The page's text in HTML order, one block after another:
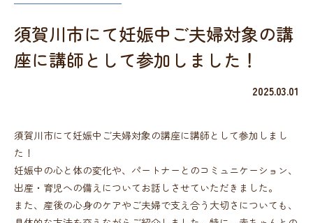
須賀川市にて妊娠中ご夫婦対象の講
座に講師として参加しました！
2025.03.01
須賀川市にて妊娠中ご夫婦対象の講座に講師として参加しまし
た！
妊娠中の心と体の変化や、パートナーとのコミュニケーション、
出産・育児への備えについてお話しさせていただきました。
また、産後の心身のケアやご夫婦で支え合う大切さについても、